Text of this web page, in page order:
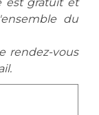
du
rendez-vous